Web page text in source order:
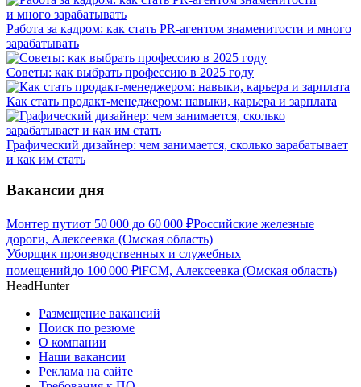
Работа за кадром: как стать PR-агентом знаменитости и много
зарабатывать
Советы: как выбрать профессию в 2025 году
Как стать продакт-менеджером: навыки, карьера и зарплата
Графический дизайнер: чем занимается, сколько зарабатывает
и как им стать
Вакансии дня
Монтер путиот 50 000 до 60 000 ₽Российские железные
дороги, Алексеевка (Омская область)
Уборщик производственных и служебных
помещенийдо 100 000 ₽iFCM, Алексеевка (Омская область)
HeadHunter
Размещение вакансий
Поиск по резюме
О компании
Наши вакансии
Реклама на сайте